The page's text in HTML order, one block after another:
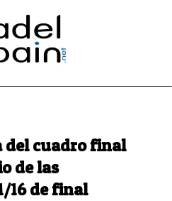
del cuadro final
de las
16 de final